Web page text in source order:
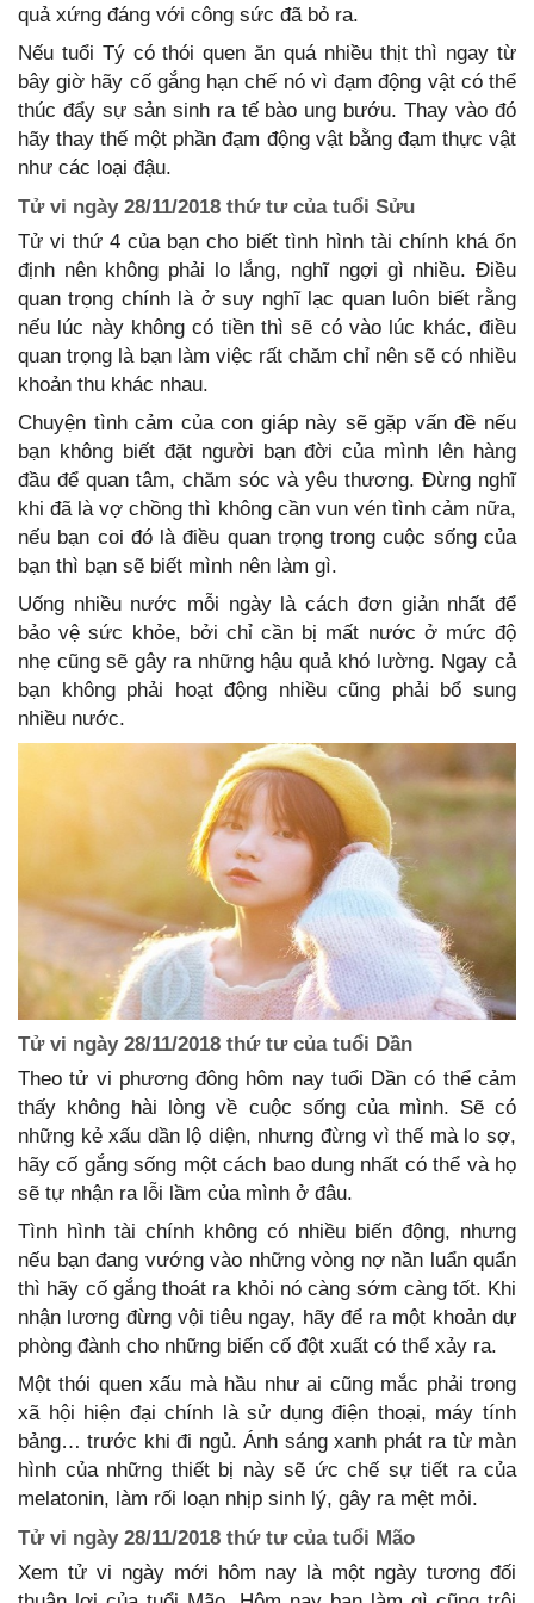
quả xứng đáng với công sức đã bỏ ra.
Nếu tuổi Tý có thói quen ăn quá nhiều thịt thì ngay từ
bây giờ hãy cố gắng hạn chế nó vì đạm động vật có thể
thúc đẩy sự sản sinh ra tế bào ung bướu. Thay vào đó
hãy thay thế một phần đạm động vật bằng đạm thực vật
như các loại đậu.
Tử vi ngày 28/11/2018 thứ tư của tuổi Sửu
Tử vi thứ 4 của bạn cho biết tình hình tài chính khá ổn
định nên không phải lo lắng, nghĩ ngợi gì nhiều. Điều
quan trọng chính là ở suy nghĩ lạc quan luôn biết rằng
nếu lúc này không có tiền thì sẽ có vào lúc khác, điều
quan trọng là bạn làm việc rất chăm chỉ nên sẽ có nhiều
khoản thu khác nhau.
Chuyện tình cảm của con giáp này sẽ gặp vấn đề nếu
bạn không biết đặt người bạn đời của mình lên hàng
đầu để quan tâm, chăm sóc và yêu thương. Đừng nghĩ
khi đã là vợ chồng thì không cần vun vén tình cảm nữa,
nếu bạn coi đó là điều quan trọng trong cuộc sống của
bạn thì bạn sẽ biết mình nên làm gì.
Uống nhiều nước mỗi ngày là cách đơn giản nhất để
bảo vệ sức khỏe, bởi chỉ cần bị mất nước ở mức độ
nhẹ cũng sẽ gây ra những hậu quả khó lường. Ngay cả
bạn không phải hoạt động nhiều cũng phải bổ sung
nhiều nước.
Tử vi ngày 28/11/2018 thứ tư của tuổi Dần
Theo tử vi phương đông hôm nay tuổi Dần có thể cảm
thấy không hài lòng về cuộc sống của mình. Sẽ có
những kẻ xấu dần lộ diện, nhưng đừng vì thế mà lo sợ,
hãy cố gắng sống một cách bao dung nhất có thể và họ
sẽ tự nhận ra lỗi lầm của mình ở đâu.
Tình hình tài chính không có nhiều biến động, nhưng
nếu bạn đang vướng vào những vòng nợ nần luẩn quẩn
thì hãy cố gắng thoát ra khỏi nó càng sớm càng tốt. Khi
nhận lương đừng vội tiêu ngay, hãy để ra một khoản dự
phòng đành cho những biến cố đột xuất có thể xảy ra.
Một thói quen xấu mà hầu như ai cũng mắc phải trong
xã hội hiện đại chính là sử dụng điện thoại, máy tính
bảng… trước khi đi ngủ. Ánh sáng xanh phát ra từ màn
hình của những thiết bị này sẽ ức chế sự tiết ra của
melatonin, làm rối loạn nhịp sinh lý, gây ra mệt mỏi.
Tử vi ngày 28/11/2018 thứ tư của tuổi Mão
Xem tử vi ngày mới hôm nay là một ngày tương đối